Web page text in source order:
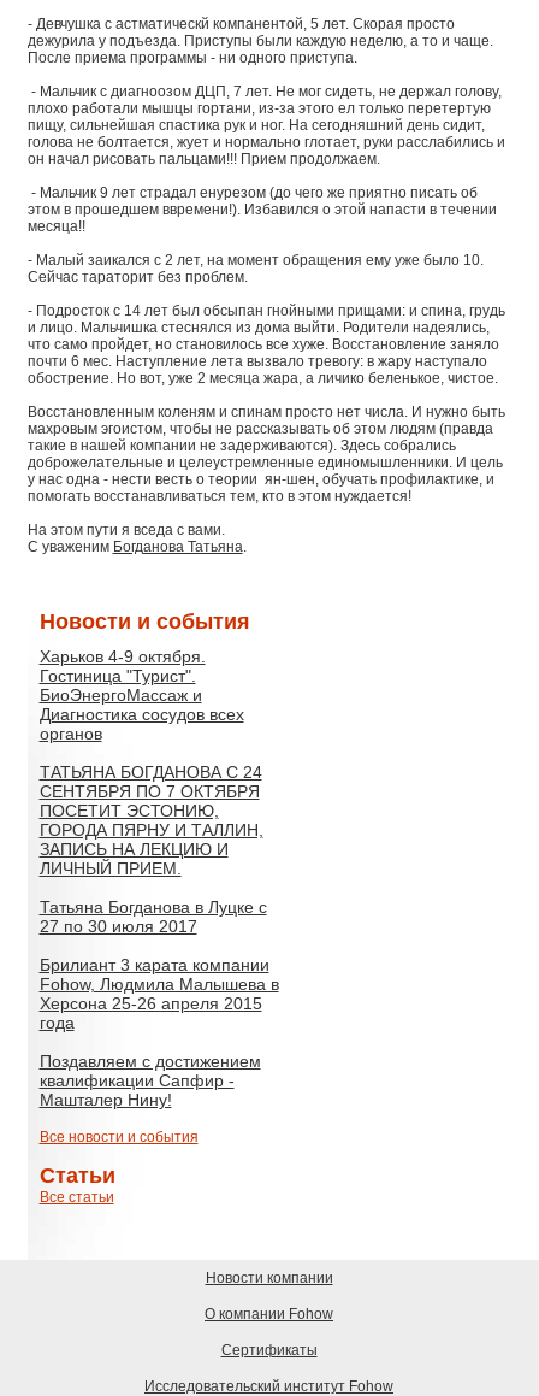
- Девчушка с астматическй компанентой, 5 лет. Скорая просто
дежурила у подъезда. Приступы были каждую неделю, а то и чаще.
После приема программы - ни одного приступа.
- Мальчик с диагноозом ДЦП, 7 лет. Не мог сидеть, не держал голову,
плохо работали мышцы гортани, из-за этого ел только перетертую
пищу, сильнейшая спастика рук и ног. На сегодняшний день сидит,
голова не болтается, жует и нормально глотает, руки расслабились и
он начал рисовать пальцами!!! Прием продолжаем.
- Мальчик 9 лет страдал енурезом (до чего же приятно писать об
этом в прошедшем ввремени!). Избавился о этой напасти в течении
месяца!!
- Малый заикался с 2 лет, на момент обращения ему уже было 10.
Сейчас тараторит без проблем.
- Подросток с 14 лет был обсыпан гнойными прищами: и спина, грудь
и лицо. Мальчишка стеснялся из дома выйти. Родители надеялись,
что само пройдет, но становилось все хуже. Восстановление заняло
почти 6 мес. Наступление лета вызвало тревогу: в жару наступало
обострение. Но вот, уже 2 месяца жара, а личико беленькое, чистое.
Восстановленным коленям и спинам просто нет числа. И нужно быть
махровым эгоистом, чтобы не рассказывать об этом людям (правда
такие в нашей компании не задерживаются). Здесь собрались
доброжелательные и целеустремленные единомышленники. И цель
у нас одна - нести весть о теории ян-шен, обучать профилактике, и
помогать восстанавливаться тем, кто в этом нуждается!
На этом пути я вседа с вами.
С уваженим Богданова Татьяна.
Новости и события
Харьков 4-9 октября.
Гостиница "Турист".
БиоЭнергоМассаж и
Диагностика сосудов всех
органов
ТАТЬЯНА БОГДАНОВА С 24
СЕНТЯБРЯ ПО 7 ОКТЯБРЯ
ПОСЕТИТ ЭСТОНИЮ,
ГОРОДА ПЯРНУ И ТАЛЛИН,
ЗАПИСЬ НА ЛЕКЦИЮ И
ЛИЧНЫЙ ПРИЕМ.
Татьяна Богданова в Луцке с
27 по 30 июля 2017
Брилиант 3 карата компании
Fohow, Людмила Малышева в
Херсона 25-26 апреля 2015
года
Поздавляем с достижением
квалификации Сапфир -
Машталер Нину!
Все новости и события
Статьи
Все статьи
Новости компании
О компании Fohow
Сертификаты
Исследовательский институт Fohow